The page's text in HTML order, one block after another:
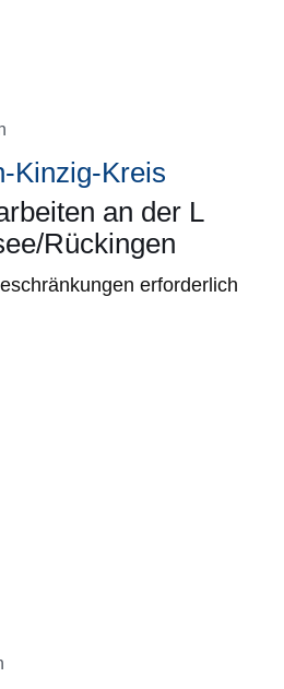
Kinzig-Kreis
an der L
Rückingen
erforderlich